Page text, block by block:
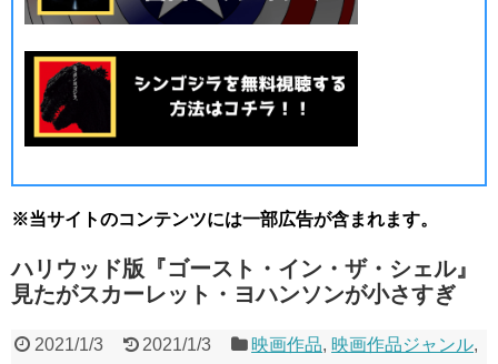
※当サイトのコンテンツには一部広告が含まれます。
ハリウッド版『ゴースト・イン・ザ・シェル』
見たがスカーレット・ヨハンソンが小さすぎ
2021/1/3 2021/1/3 映画作品, 映画作品ジャンル,